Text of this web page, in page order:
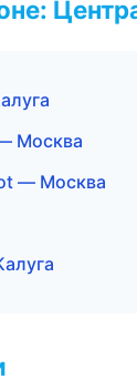
Москва
— Москва